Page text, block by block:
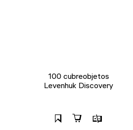
100 cubreobjetos
Levenhuk Discovery